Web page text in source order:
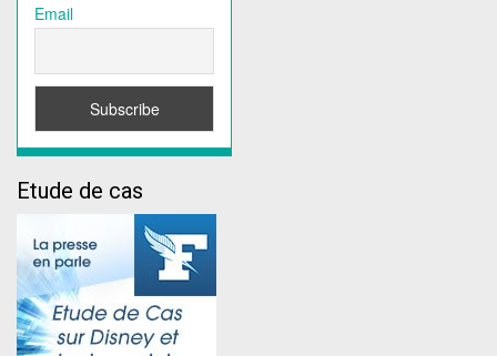
Email
Etude de cas